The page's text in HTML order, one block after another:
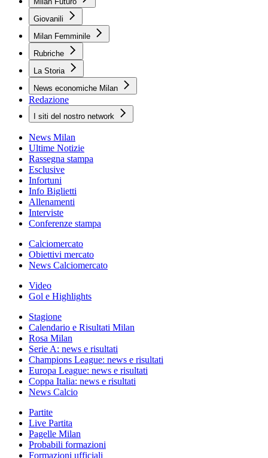
Giovanili
Milan Femminile
Rubriche
La Storia
News economiche Milan
Redazione
I siti del nostro network
News Milan
Ultime Notizie
Rassegna stampa
Esclusive
Infortuni
Info Biglietti
Allenamenti
Interviste
Conferenze stampa
Calciomercato
Obiettivi mercato
News Calciomercato
Video
Gol e Highlights
Stagione
Calendario e Risultati Milan
Rosa Milan
Serie A: news e risultati
Champions League: news e risultati
Europa League: news e risultati
Coppa Italia: news e risultati
News Calcio
Partite
Live Partita
Pagelle Milan
Probabili formazioni
Formazioni ufficiali